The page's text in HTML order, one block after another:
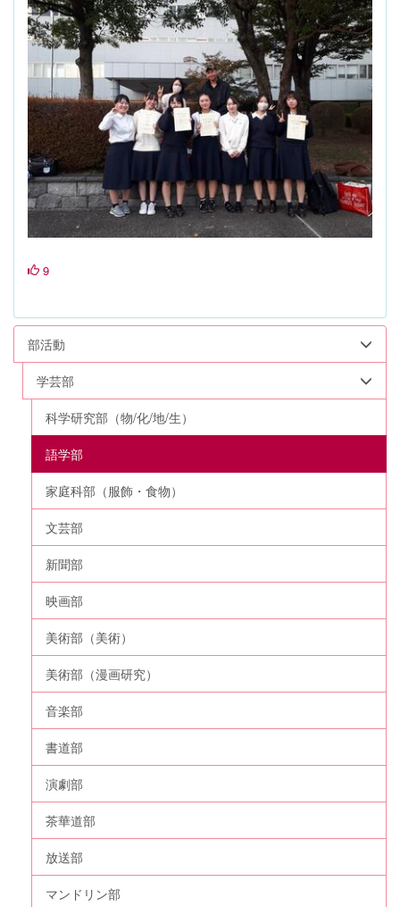
9
部活動
学芸部
科学研究部（物/化/地/生）
語学部
家庭科部（服飾・食物）
文芸部
新聞部
映画部
美術部（美術）
美術部（漫画研究）
音楽部
書道部
演劇部
茶華道部
放送部
マンドリン部